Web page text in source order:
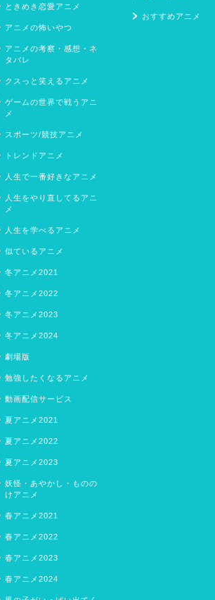
ときめき恋愛アニメ
アニメの怖いやつ
アニメの考察・感想・ネ
タバレ
クスっと笑えるアニメ
ゲームの世界で戦うアニ
メ
スポーツ/競技アニメ
トレンドアニメ
人生で一番好きなアニメ
人生をやり直してるアニ
メ
人生を学べるアニメ
似ているアニメ
冬アニメ2021
冬アニメ2022
冬アニメ2023
冬アニメ2024
劇場版
勉強したくなるアニメ
動画配信サービス
夏アニメ2021
夏アニメ2022
夏アニメ2023
妖怪・あやかし・ものの
けアニメ
春アニメ2021
春アニメ2022
春アニメ2023
春アニメ2024
おすすめアニメ